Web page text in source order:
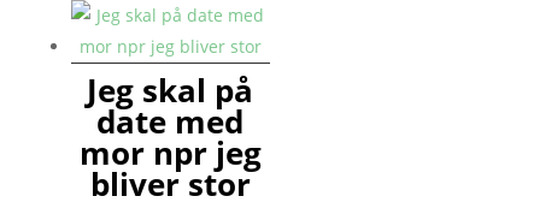
Jeg skal på
date med
mor npr jeg
bliver stor